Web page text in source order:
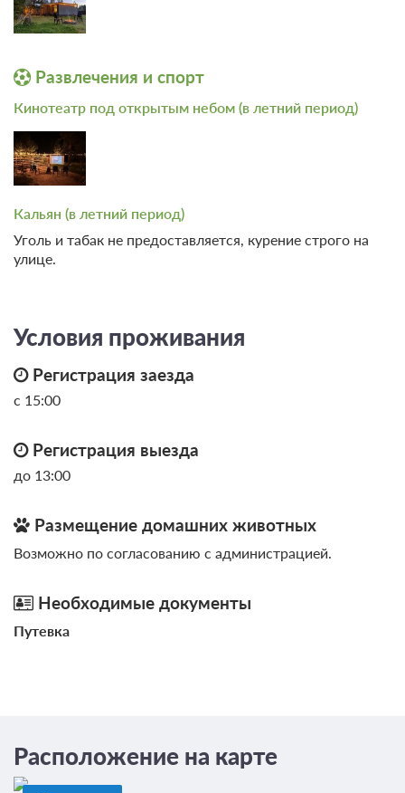
Развлечения и спорт
Кинотеатр под открытым небом (в летний период)
Кальян (в летний период)
Уголь и табак не предоставляется, курение строго на
улице.
Условия проживания
Регистрация заезда
с 15:00
Регистрация выезда
до 13:00
Размещение домашних животных
Возможно по согласованию с администрацией.
Необходимые документы
Путевка
Расположение на карте